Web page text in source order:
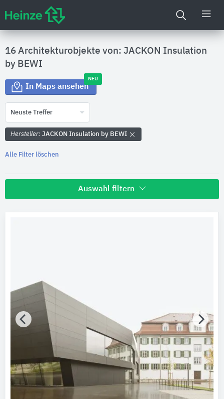
16 Architekturobjekte von: JACKON Insulation
by BEWI
In Maps ansehen
NEU
Neuste Treffer
Hersteller: JACKON Insulation by BEWI
Alle Filter löschen
Auswahl filtern
AWARD Jahr
Bitte auswählen
AWARD Typ
Bitte auswählen
AWARD Auszeichnung
Bitte auswählen